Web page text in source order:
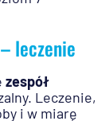
leczenie
zespół
Leczenie,
i w miarę